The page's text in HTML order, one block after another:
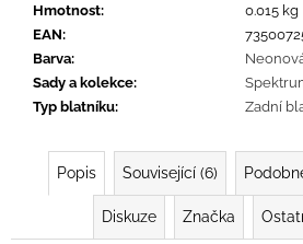
Hmotnost:
0.015 kg
EAN:
Barva:
Sady a kolekce:
Typ blatníku: Zadní
Popis Související (6)
Diskuze Značka